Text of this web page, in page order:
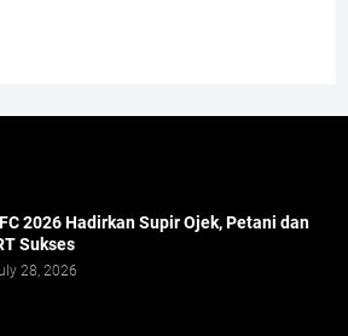
2026 Hadirkan Supir Ojek, Petani dan
Sukses
28, 2026